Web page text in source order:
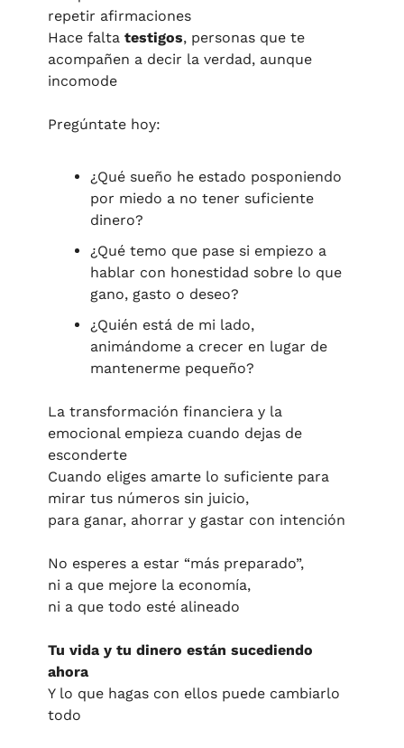
repetir afirmaciones
Hace falta testigos, personas que te
acompañen a decir la verdad, aunque
incomode
Pregúntate hoy:
¿Qué sueño he estado posponiendo
por miedo a no tener suficiente
dinero?
¿Qué temo que pase si empiezo a
hablar con honestidad sobre lo que
gano, gasto o deseo?
¿Quién está de mi lado,
animándome a crecer en lugar de
mantenerme pequeño?
La transformación financiera y la
emocional empieza cuando dejas de
esconderte
Cuando eliges amarte lo suficiente para
mirar tus números sin juicio,
para ganar, ahorrar y gastar con intención
No esperes a estar “más preparado”,
ni a que mejore la economía,
ni a que todo esté alineado
Tu vida y tu dinero están sucediendo
ahora
Y lo que hagas con ellos puede cambiarlo
todo